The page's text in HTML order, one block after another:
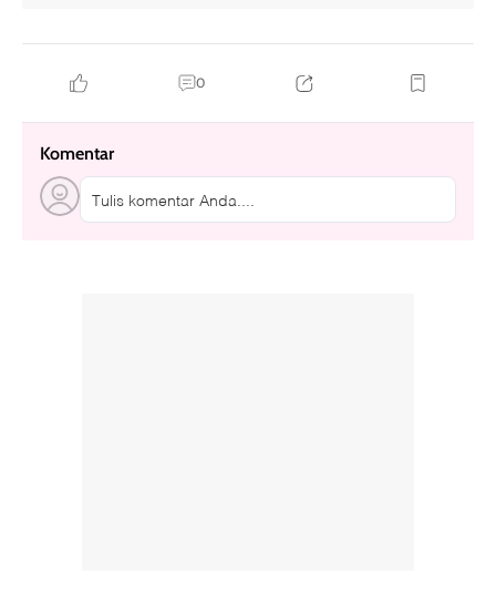
0
Komentar
Tulis komentar Anda....